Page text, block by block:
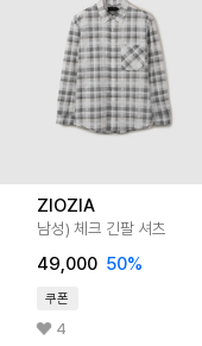
ZIOZIA
남성) 체크 긴팔 셔츠
49,000 50%
쿠폰
4